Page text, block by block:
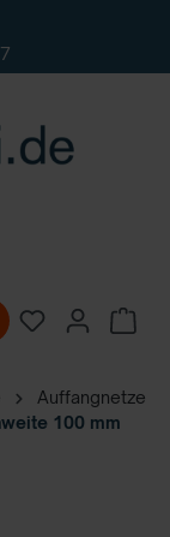
Auffangnetze
100 mm